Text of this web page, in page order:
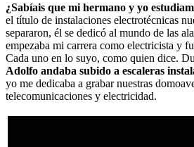
¿Sabíais que mi hermano y yo
el título de instalaciones electrotécnicas
separaron, él se dedicó al mundo de las
empezaba mi carrera como electricista y
Cada uno en lo suyo, como quien dice.
Adolfo andaba subido a escaleras
yo me dedicaba a grabar nuestras
telecomunicaciones y electricidad.